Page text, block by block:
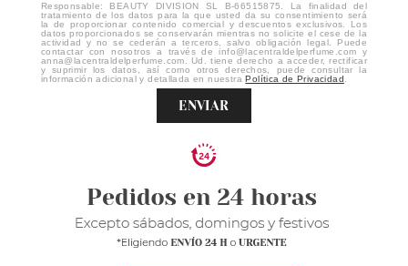
Responsable: BEAUTY DIVISION SL B-66515875. La finalidad del
tratamiento de los datos para la que usted da su consentimiento será
la de proporcionar contenido comercial y descuentos exclusivos. Los
datos proporcionados se conservarán mientras no solicite el cese de la
actividad y no se cederán a terceros, salvo obligación legal. Puede
contactar con nosotros a través de info@lacentraldelperfume.com y
anna@lacentraldelperfume.com. Ud. tiene derecho a acceder, rectificar
y suprimir los datos, así como otros derechos, puede consultar la
información adicional y detallada en nuestraPolítica de Privacidad.
ENVIAR